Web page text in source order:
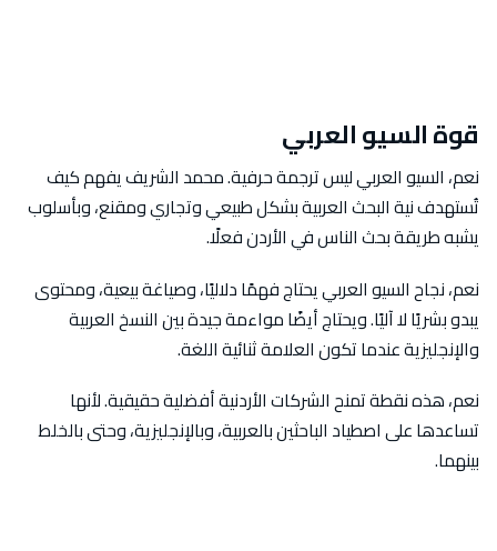
قوة السيو العربي
نعم، السيو العربي ليس ترجمة حرفية. محمد الشريف يفهم كيف
تُستهدف نية البحث العربية بشكل طبيعي وتجاري ومقنع، وبأسلوب
يشبه طريقة بحث الناس في الأردن فعلًا.
نعم، نجاح السيو العربي يحتاج فهمًا دلاليًا، وصياغة بيعية، ومحتوى
يبدو بشريًا لا آليًا. ويحتاج أيضًا مواءمة جيدة بين النسخ العربية
والإنجليزية عندما تكون العلامة ثنائية اللغة.
نعم، هذه نقطة تمنح الشركات الأردنية أفضلية حقيقية. لأنها
تساعدها على اصطياد الباحثين بالعربية، وبالإنجليزية، وحتى بالخلط
بينهما.